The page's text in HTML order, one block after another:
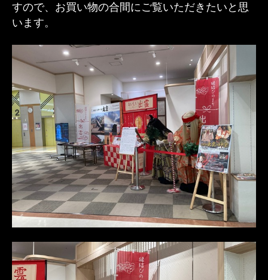
すので、お買い物の合間にご覧いただきたいと思
います。